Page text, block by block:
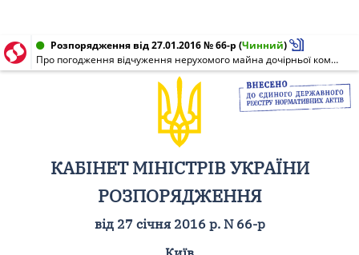
Розпорядження від 27.01.2016 № 66-р (Чинний)
Про погодження відчуження нерухомого майна дочірньої компанії "Газ України" Національної акціонерної компанії "Нафтогаз України"